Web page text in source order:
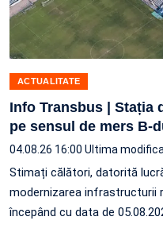
ACTUALITATE
Info Transbus | Stația
pe sensul de mers
04.08.26 16:00 Ultima
Stimați călători, datorită
modernizarea infrastructurii
începând cu data de